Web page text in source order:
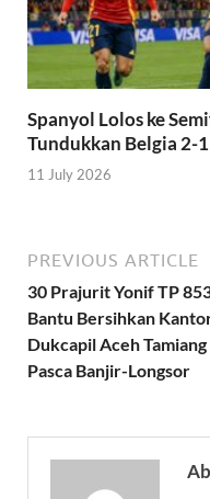
Spanyol Lolos ke
Tundukkan Belgia 2-
11 July 2026
PREVIOUS ARTICLE
30 Prajurit Yonif TP
Bantu Bersihkan
Dukcapil Aceh Tamiang
Pasca Banjir-Longsor